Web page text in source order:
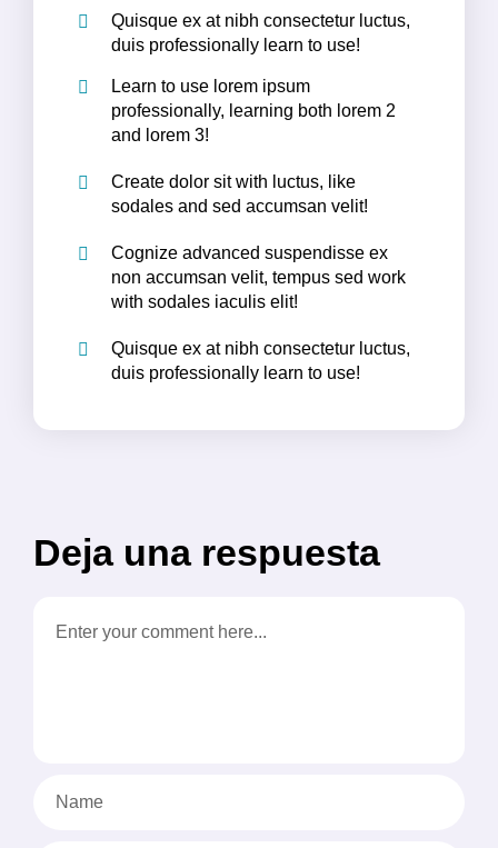
Quisque ex at nibh consectetur luctus,
duis professionally learn to use!
Learn to use lorem ipsum
professionally, learning both lorem 2
and lorem 3!
Create dolor sit with luctus, like
sodales and sed accumsan velit!
Cognize advanced suspendisse ex
non accumsan velit, tempus sed work
with sodales iaculis elit!
Quisque ex at nibh consectetur luctus,
duis professionally learn to use!
Deja una respuesta